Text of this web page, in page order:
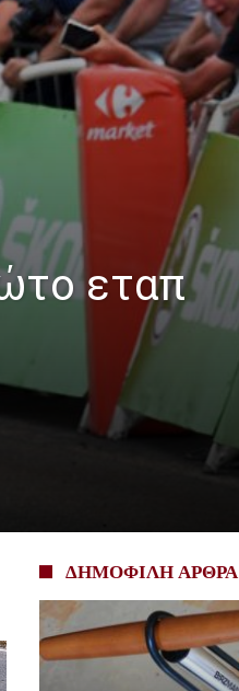
εταπ
ΔΗΜΟΦΙΛΗ ΑΡΘΡΑ